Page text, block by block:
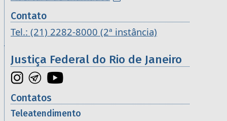
Contato
Tel.: (21) 2282-8000 (2ª instância)
Justiça Federal do Rio de Janeiro
Contatos
Teleatendimento